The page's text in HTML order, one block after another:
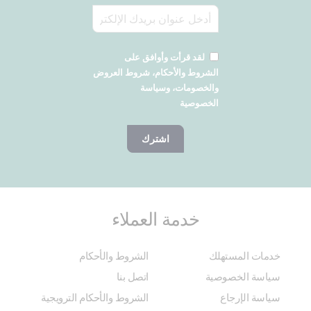
لقد قرأت وأوافق على
الشروط والأحكام، شروط العروض
والخصومات، وسياسة
الخصوصية
اشترك
خدمة العملاء
خدمات المستهلك
الشروط والأحكام
سياسة الخصوصية
اتصل بنا
سياسة الإرجاع
الشروط والأحكام الترويجية